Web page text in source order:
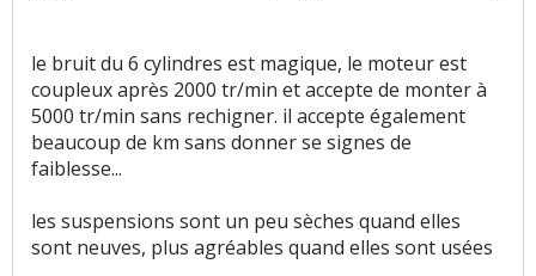
le bruit du 6 cylindres est magique, le moteur est
coupleux après 2000 tr/min et accepte de monter à
5000 tr/min sans rechigner. il accepte également
beaucoup de km sans donner se signes de
faiblesse...
les suspensions sont un peu sèches quand elles
sont neuves, plus agréables quand elles sont usées